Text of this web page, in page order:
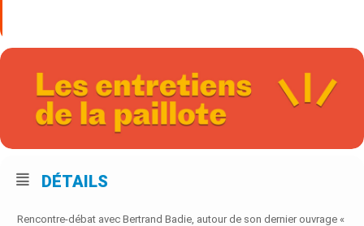
DÉTAILS
Rencontre-débat avec Bertrand Badie, autour de son dernier ouvrage «